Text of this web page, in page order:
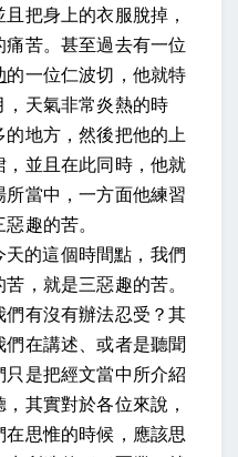
把身上的衣服脫掉，
苦。甚至過去有一位
的一位仁波切，他就特
，天氣非常炎熱的時
地方，然後把他的上
並且在此同時，他就
當中，一方面他練習
趣的苦。
的這個時間點，我們
，就是三惡趣的苦。
有沒有辦法忍受？其
在講述、或者是聽聞
是把經文當中所介紹
其實對於各位來說，
思惟的時候，應該思